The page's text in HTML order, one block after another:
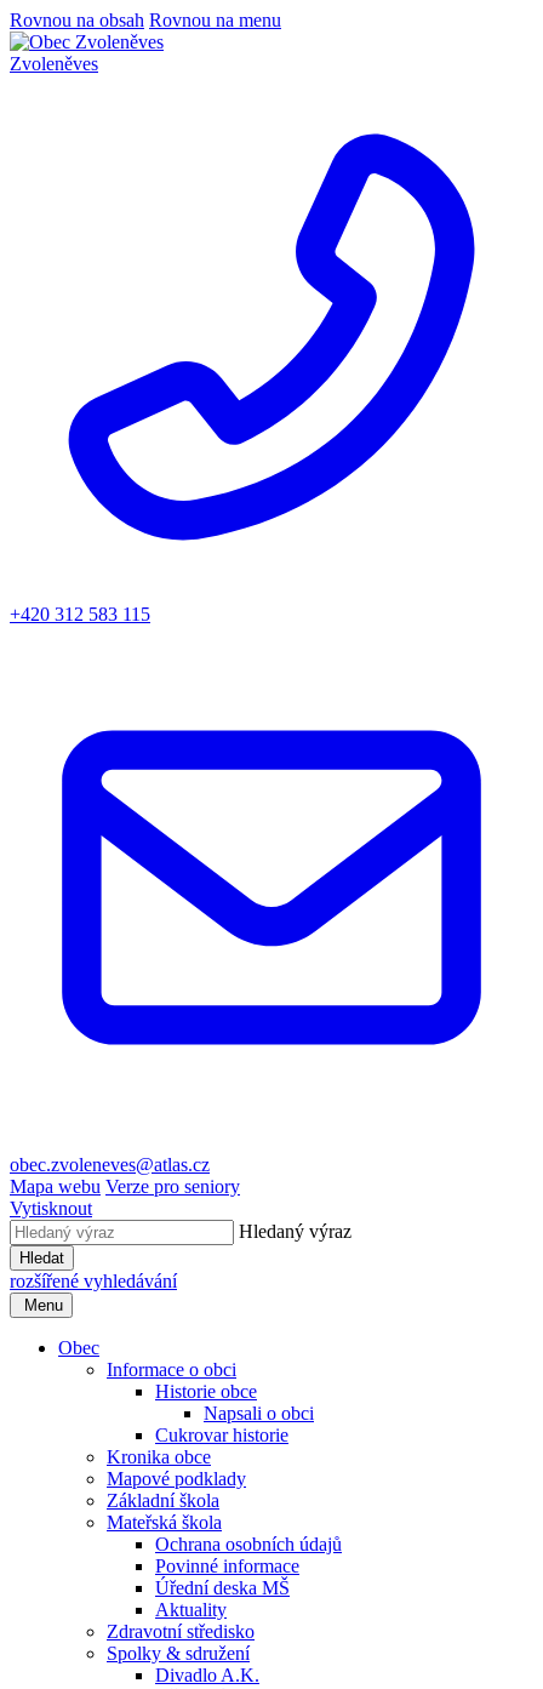
Rovnou na obsah Rovnou na menu
Zvoleněves
+420 312 583 115
obec.zvoleneves@atlas.cz
Mapa webu Verze pro seniory
Vytisknout
Hledaný výraz
Hledat
rozšířené vyhledávání
Menu
Obec
Informace o obci
Historie obce
Napsali o obci
Cukrovar historie
Kronika obce
Mapové podklady
Základní škola
Mateřská škola
Ochrana osobních údajů
Povinné informace
Úřední deska MŠ
Aktuality
Zdravotní středisko
Spolky & sdružení
Divadlo A.K.